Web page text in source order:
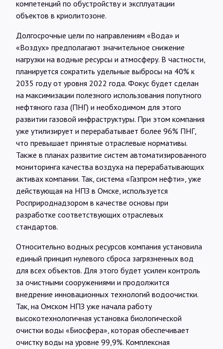
компетенций по обустройству и эксплуатации
объектов в криолитозоне.
Долгосрочные цели по направлениям «Вода» и
«Воздух» предполагают значительное снижение
нагрузки на водные ресурсы и атмосферу. В частности,
планируется сократить удельные выбросы на 40% к
2035 году от уровня 2022 года. Фокус будет сделан
на максимизации полезного использования попутного
нефтяного газа (ПНГ) и необходимом для этого
развитии газовой инфраструктуры. При этом компания
уже утилизирует и перерабатывает более 96% ПНГ,
что превышает принятые отраслевые нормативы.
Также в планах развитие систем автоматизированного
мониторинга качества воздуха на перерабатывающих
активах компании. Так, система «Газпром нефти», уже
действующая на НПЗ в Омске, используется
Росприроднадзором в качестве основы при
разработке соответствующих отраслевых
стандартов.
Относительно водных ресурсов компания установила
единый принцип нулевого сброса загрязненных вод
для всех объектов. Для этого будет усилен контроль
за очистными сооружениями и продолжится
внедрение инновационных технологий водоочистки.
Так, на Омском НПЗ уже начала работу
высокотехнологичная установка биологической
очистки воды «Биосфера», которая обеспечивает
очистку воды на уровне 99,9%. Комплексная